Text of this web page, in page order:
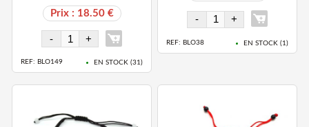
Prix : 18.50 €
REF: BLO149 EN STOCK (31)
REF: BLO38 EN STOCK ( 1 )